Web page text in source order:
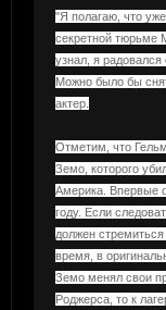
"Я полагаю, что
секретной тюрьме
узнал, я
Можно было бы
актер.
Отметим, что
Земо, которого
Америка. Впервые
году. Если
должен
время, в
Земо менял свои
Роджерса, то к